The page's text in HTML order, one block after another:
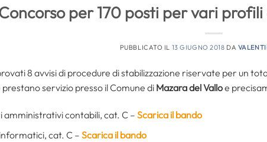
per 170 posti per vari
PUBBLICATO IL 13 GIUGNO 2018 DA
8 avvisi di procedure di stabilizzazione riservate per un
servizio presso il Comune di Mazara del Valloe
amministrativi contabili, cat. C – Scarica il bando
cat. C –Scarica il bando